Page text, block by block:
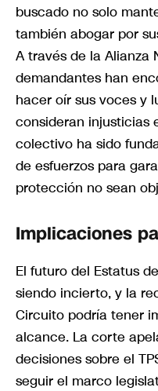
buscado no solo
también abogar por
A través de la Alianza
demandantes han
hacer oír sus voces y
consideran injusticias
colectivo ha sido
de esfuerzos para
protección no sean
Implicaciones
El futuro del Estatus
siendo incierto, y la
Circuito podría tener
alcance. La corte
decisiones sobre el
seguir el marco